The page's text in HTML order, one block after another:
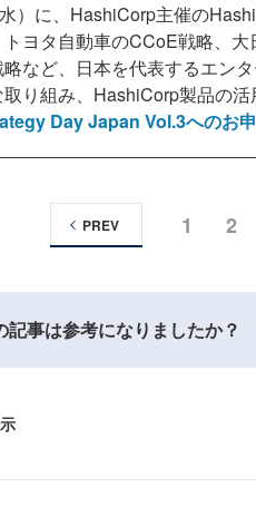
）に、HashiCorp主催の
トヨタ自動車のCCoE戦略、
略など、日本を代表するエン
り組み、HashiCorp製品の活
Day Japan Vol.3へのお申
1 2
PREV
記事は参考になりましたか？